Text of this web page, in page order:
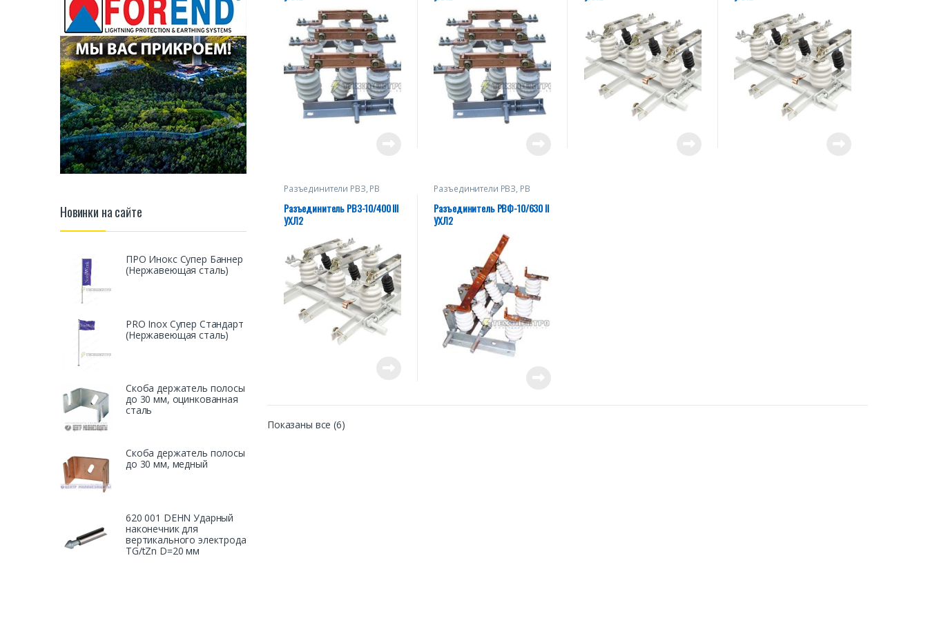
Разъединители РВЗ, РВ
Разъединитель РВЗ-10/400 III
УХЛ2
Разъединители РВЗ, РВ
Разъединитель РВФ-10/630 II
УХЛ2
Показаны все (6)
Новинки на сайте
ПРО Инокс Супер Баннер
(Нержавеющая сталь)
PRO Inox Супер Стандарт
(Нержавеющая сталь)
Скоба держатель полосы
до 30 мм, оцинкованная
сталь
Скоба держатель полосы
до 30 мм, медный
620 001 DEHN Ударный
наконечник для
вертикального электрода
TG/tZn D=20 мм